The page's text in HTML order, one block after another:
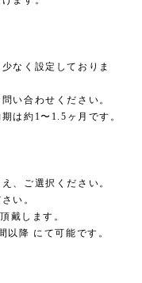
なく設定しておりま
い合わせください。
は約1〜1.5ヶ月です。
、ご選択ください。
い。
戴します。
降 にて可能です。